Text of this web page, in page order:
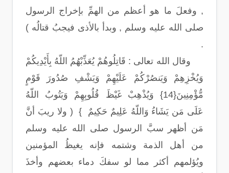
, وفعلَ ما هو أعظم من الهمِّ بإخراج الرسول
صلى الله عليه وسلم , وبدأ بالأذى فيجبُ قتالُه )
.
وقال الله تعالى : قَاتِلُوهُمْ يُعَذِّبْهُمُ اللّهُ بِأَيْدِيكُمْ
وَيُخْزِهِمْ وَيَنصُرْكُمْ عَلَيْهِمْ وَيَشْفِ صُدُورَ قَوْمٍ
مُّؤْمِنِينَ{14} وَيُذْهِبْ غَيْظَ قُلُوبِهِمْ وَيَتُوبُ اللّهُ
عَلَى مَن يَشَاءُ وَاللّهُ عَلِيمٌ حَكِيمٌ } ( ولا ريبَ أنَّ
مَن أظهر سبَّ الرسول صلى الله عليه وسلم
من أهل الذمة وشتمه فإنه يغيظُ المؤمنين
ويُؤلمهم أكثر مما لو سفكَ دماء بعضهم وأخذَ